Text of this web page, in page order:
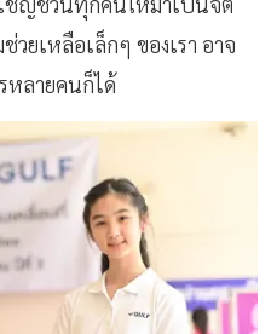
วยเหลือเล็กๆ ของเรา อาจ
หลายคนก็ได้